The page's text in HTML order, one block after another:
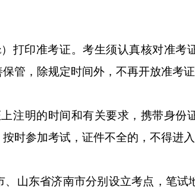
） 打印准考证。考生须认真核对准考
保管 ，除规定时间外，不再开放准考证
注明的时间和有关要求，携带身份
时参加考试，证件不全的，不得进入
、 山东省济南市分别设立考点，笔试